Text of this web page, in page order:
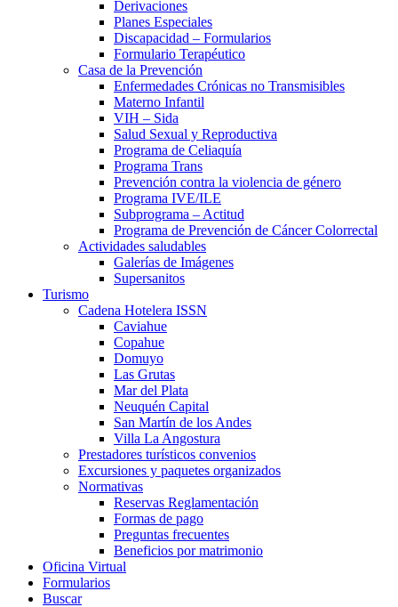
Derivaciones
Planes Especiales
Discapacidad – Formularios
Formulario Terapéutico
Casa de la Prevención
Enfermedades Crónicas no Transmisibles
Materno Infantil
VIH – Sida
Salud Sexual y Reproductiva
Programa de Celiaquía
Programa Trans
Prevención contra la violencia de género
Programa IVE/ILE
Subprograma – Actitud
Programa de Prevención de Cáncer Colorrectal
Actividades saludables
Galerías de Imágenes
Supersanitos
Turismo
Cadena Hotelera ISSN
Caviahue
Copahue
Domuyo
Las Grutas
Mar del Plata
Neuquén Capital
San Martín de los Andes
Villa La Angostura
Prestadores turísticos convenios
Excursiones y paquetes organizados
Normativas
Reservas Reglamentación
Formas de pago
Preguntas frecuentes
Beneficios por matrimonio
Oficina Virtual
Formularios
Buscar